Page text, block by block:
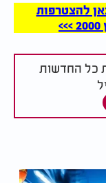
להצטרפות
כל החדשות